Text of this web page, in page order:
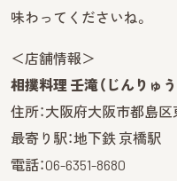
味わってくださいね。
＜店舗情報＞
相撲料理 壬滝（じんりゅう
住所：大阪府大阪市都島
最寄り駅：地下鉄 京橋駅
電話：06-6351-8680